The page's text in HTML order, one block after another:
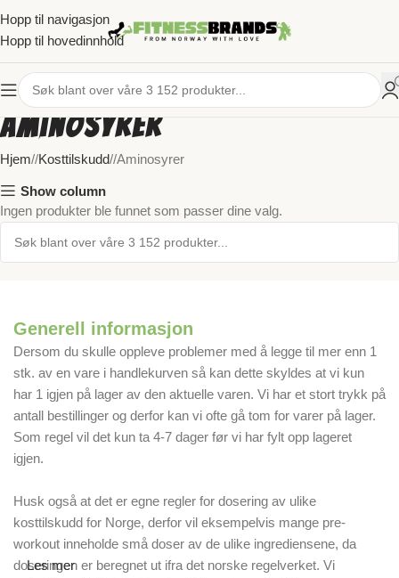
Hopp til navigasjon
Hopp til hovedinnhold
Aminosyrer
Hjem/ Kosttilskudd/ Aminosyrer
Show column
Ingen produkter ble funnet som passer dine valg.
Generell informasjon
Dersom du skulle oppleve problemer med å legge til mer enn 1
stk. av en vare i handlekurven så kan dette skyldes at vi kun
har 1 igjen på lager av den aktuelle varen. Vi har et stort trykk på
antall bestillinger og derfor kan vi ofte gå tom for varer på lager.
Som regel vil det kun ta 4-7 dager før vi har fylt opp lageret
igjen.
Husk også at det er egne regler for dosering av ulike
kosttilskudd for Norge, derfor vil eksempelvis mange pre-
workout inneholde små doser av de ulike ingrediensene, da
doseringen er beregnet ut ifra det norske regelverket. Vi
Les mer